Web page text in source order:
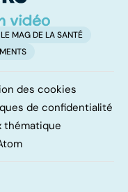
LE MAG DE LA SANTÉ
des cookies
de confidentialité
thématique